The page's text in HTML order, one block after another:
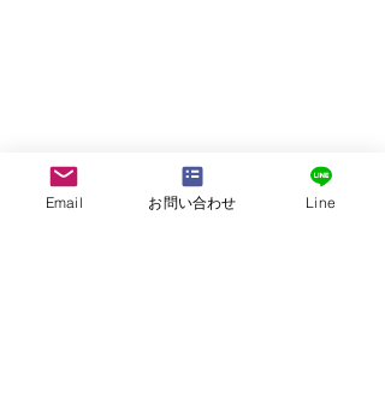
Email お問い合わせ Line